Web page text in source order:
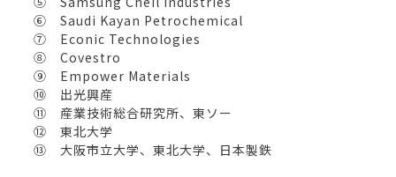
⑥ Saudi Kayan Petrochemical
⑦ Econic Technologies
⑧ Covestro
⑨ Empower Materials
⑩ 出光興産
⑪ 産業技術総合研究所、東ソー
⑫ 東北大学
⑬ 大阪市立大学、東北大学、日本製鉄